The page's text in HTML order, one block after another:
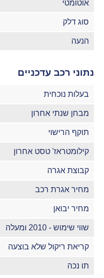
אוטומטי
סוג דלק
הנעה
נתוני רכב עדכניים
בעלות נוכחית
מבחן שנתי אחרון
תוקף הרישוי
קילומטראז' טסט אחרון
קבוצת אגרה
מחיר אגרת רכב
מחיר יבואן
שווי שימוש - 2010 ומעלה
קריאת ריקול שלא בוצעה
תו נכה